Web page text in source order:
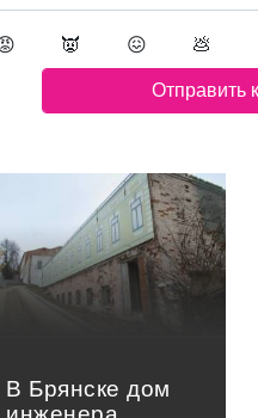
👿 😖 💩
В Брянске дом